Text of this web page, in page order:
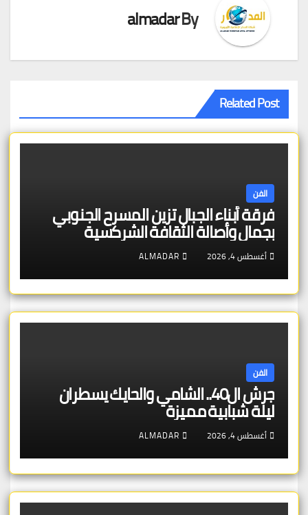
By
almadar
Related Post
الفن
فرقة أبناء الجبال تزين المسرح الجنوبي
بجمال وأصالة الثقافة الشركسية
أغسطس 4, 2026 ALMADAR
الفن
جرش ال40.. الشامي والحايك يسطران
ليلة شبابية مميزة
أغسطس 4, 2026 ALMADAR